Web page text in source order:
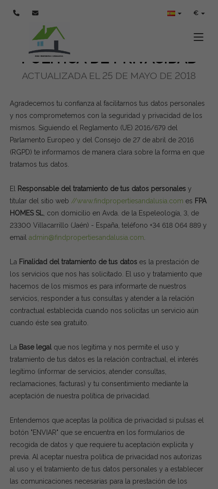
€
POLÍTICA DE PRIVACIDAD
POLÍTICA DE PRIVACIDAD
ACTUALIZADA EL 25 DE MAYO DE 2018
Agradecemos tu confianza al facilitarnos tus datos personales
y nos comprometemos con la seguridad y privacidad de los
mismos. Siguiendo el Reglamento (UE) 2016/679 del
Parlamento Europeo y del Consejo de 27 de abril de 2016
(RGPD) te informamos de manera clara sobre la forma en que
tratamos tus datos.
El Responsable del tratamiento de tus datos personales y
titular del sitio web //www.findpropertiesandalusia.com es FPA
HOMES SL , con domicilio en Avda. de la Espeleología, 3, de
23300 Villacarrillo (Jaén) - España, teléfono +34 618 064 889 y
email admin@findpropertiesandalusia.com
La Finalidad del tratamiento de tus datos es la prestación de
los servicios que nos has solicitado. El uso y tratamiento que
hacemos de los mismos es para informarte de nuestros
servicios, responder a tus consultas y atender a la relación
contractual establecida cuando nos solicitas un servicio aún
cuando éste sea gratuito.
La Base legal que nos legitima y nos permite el uso y
tratamiento de tus datos es la relación contractual, el interés
legítimo (informar de servicios, atender consultas,
reclamaciones, facturas) y tu consentimiento mediante la
aceptación de nuestra política de privacidad.
Entendemos que aceptas la política de privacidad si pulsas el
botón "ENVIAR" que se encuentra en los formularios de
recogida de datos y que requiere tu aceptación explicita y
previa. Al aceptar nuestra política de privacidad nos autorizas
al uso y el tratamiento de tus datos personales y a establecer
las comunicaciones necesarias para la prestación de los